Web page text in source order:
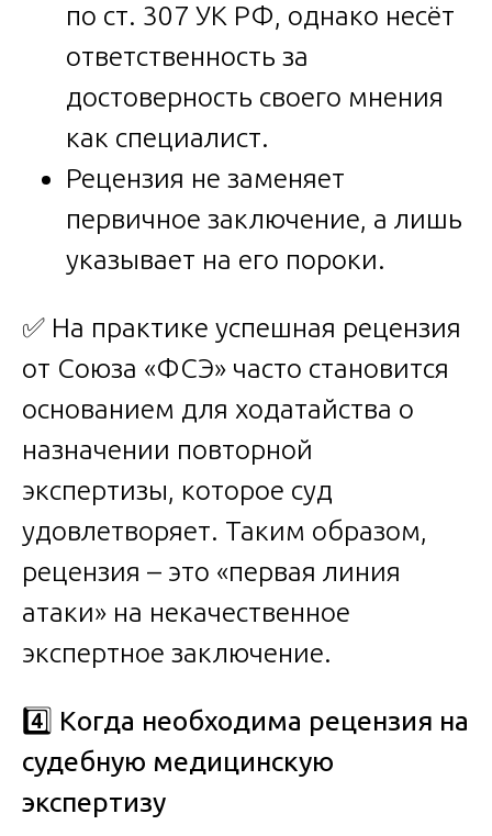
по ст. 307 УК РФ, однако несёт
ответственность за
достоверность своего мнения
как специалист.
Рецензия не заменяет
первичное заключение, а лишь
указывает на его пороки.
✅ На практике успешная рецензия
от Союза «ФСЭ» часто становится
основанием для ходатайства о
назначении повторной
экспертизы, которое суд
удовлетворяет. Таким образом,
рецензия – это «первая линия
атаки» на некачественное
экспертное заключение.
4️ Когда необходима рецензия на
судебную медицинскую
экспертизу